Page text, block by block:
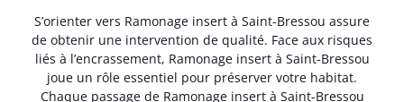
S’orienter vers Ramonage insert à Saint-Bressou assure
de obtenir une intervention de qualité. Face aux risques
liés à l’encrassement, Ramonage insert à Saint-Bressou
joue un rôle essentiel pour préserver votre habitat.
Chaque passage de Ramonage insert à Saint-Bressou